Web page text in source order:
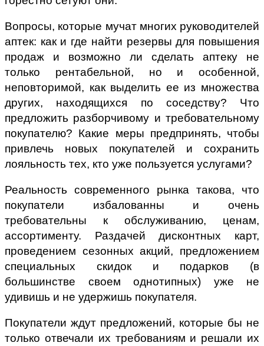
Вопросы, которые мучат многих руководителей
аптек: как и где найти резервы для повышения
продаж и возможно ли сделать аптеку не
только рентабельной, но и особенной,
неповторимой, как выделить ее из множества
других, находящихся по соседству? Что
предложить разборчивому и требовательному
покупателю? Какие меры предпринять, чтобы
привлечь новых покупателей и сохранить
лояльность тех, кто уже пользуется услугами?
Реальность современного рынка такова, что
покупатели избалованны и очень
требовательны к обслуживанию, ценам,
ассортименту. Раздачей дисконтных карт,
проведением сезонных акций, предложением
специальных скидок и подарков (в
большинстве своем однотипных) уже не
удивишь и не удержишь покупателя.
Покупатели ждут предложений, которые бы не
только отвечали их требованиям и решали их